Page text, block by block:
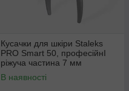
Кусачки для шкіри Staleks
PRO Smart 50, професійнІ
ріжуча частина 7 мм
В наявності